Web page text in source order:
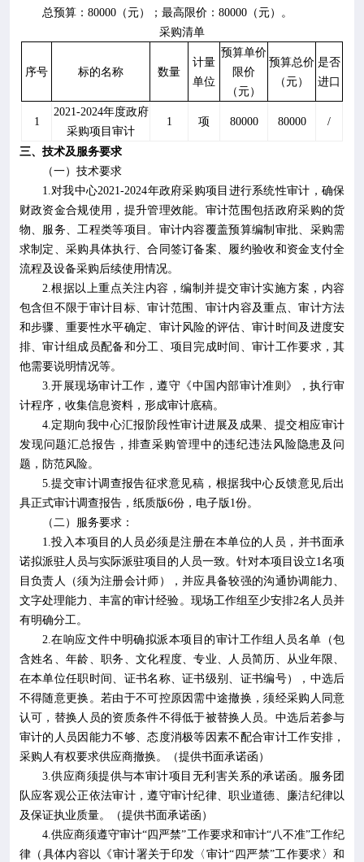
总预算： 80000（元）；最高限价： 80000（元）。
采购清单
序号 标的名称 数量
计量
单位
预算单价
限价
（元）
预算总价
（元）
是否
进口
1
2021-2024年度政府
采购项目审计
1 项 80000 80000 /
三、技术及服务要求
（一） 技术要求
1. 对我中心2021-2024年政府采购项目进行系统性审计，确保
财政资金合规使用，提升管理效能。审计范围包括政府采购的货
物、服务、工程类等项目。审计内容覆盖预算编制审批、采购需
求制定、采购具体执行、合同签订备案、履约验收和资金支付全
流程及设备采购后续使用情况。
2. 根据以上重点关注内容，编制并提交审计实施方案，内容
包含但不限于审计目标、审计范围、审计内容及重点、审计方法
和步骤、重要性水平确定、审计风险的评估、审计时间及进度安
排、审计组成员配备和分工、项目完成时间、审计工作要求，其
他需要说明情况等。
3. 开展现场审计工作，遵守《中国内部审计准则》，执行审
计程序，收集信息资料，形成审计底稿。
4. 定期向我中心汇报阶段性审计进展及成果、提交相应审计
发现问题汇总报告，排查采购管理中的违纪违法风险隐患及问
题，防范风险。
5. 提交审计调查报告征求意见稿，根据我中心反馈意见后出
具正式审计调查报告，纸质版6份，电子版1份。
（ 二 ） 服务要求：
1. 投入本项目的人员必须是注册在本单位的人员，并书面承
诺拟派驻人员与实际派驻项目的人员一致。针对本项目设立1名项
目负责人（须为注册会计师），并应具备较强的沟通协调能力、
文字处理能力、丰富的审计经验。现场工作组至少安排2名人员并
有明确分工。
2. 在响应文件中明确拟派本项目的审计工作组人员名单（包
含姓名、年龄、职务、文化程度、专业、人员简历、从业年限、
在本单位任职时间、证书名称、证书级别、证书编号），中选后
不得随意更换。若由于不可控原因需中途撤换，须经采购人同意
认可，替换人员的资质条件不得低于被替换人员。中选后若参与
审计的人员因能力不够、态度消极等因素不配合审计工作安排，
采购人有权要求供应商撤换。（提供书面承诺函）
3. 供应商须提供与本审计项目无利害关系的承诺函。服务团
队应客观公正依法审计，遵守审计纪律、职业道德、廉洁纪律以
及保证执业质量。（提供书面承诺函）
4. 供应商须遵守审计“四严禁”工作要求和审计“八不准”工作纪
律（具体内容以《审计署关于印发〈审计“四严禁”工作要求〉和